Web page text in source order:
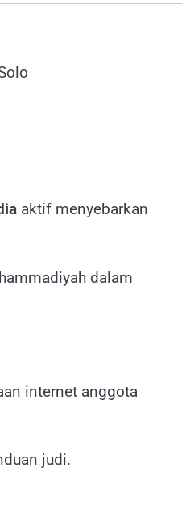
aktif menyebarkan
dalam
internet anggota
judi.